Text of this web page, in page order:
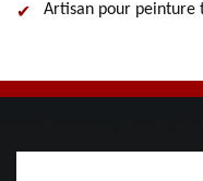
Artisan pour peinture